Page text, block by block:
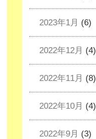
2023年1月 (6)
2022年12月 (4)
2022年11月 (8)
2022年10月 (4)
2022年9月 (3)